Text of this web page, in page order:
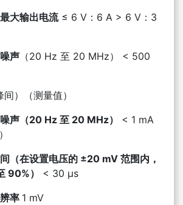
大输出电流≤ 6 V：6 A > 6 V：3
声 （20 Hz 至 20 MHz） < 500
）（测量值）
声（20 Hz 至 20 MHz）
< 1 mA
（在设置电压的 ±20 mV 范围内，
90%）
< 30 µs
率 1 mV